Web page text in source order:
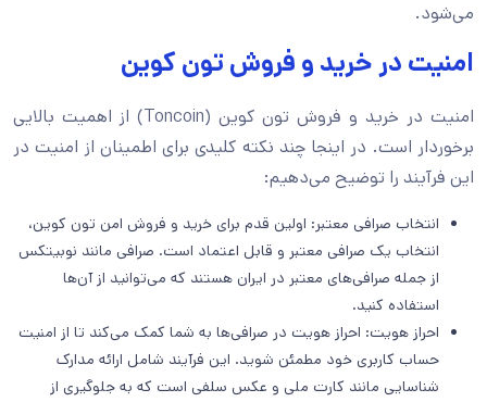
می‌شود.
امنیت در خرید و فروش تون کوین
امنیت در خرید و فروش تون کوین (Toncoin) از اهمیت بالایی
برخوردار است. در اینجا چند نکته کلیدی برای اطمینان از امنیت در
این فرآیند را توضیح می‌دهیم:
انتخاب صرافی معتبر: اولین قدم برای خرید و فروش امن تون کوین،
انتخاب یک صرافی معتبر و قابل اعتماد است. صرافی مانند نوبیتکس
از جمله صرافی‌های معتبر در ایران هستند که می‌توانید از آن‌ها
استفاده کنید.
احراز هویت: احراز هویت در صرافی‌ها به شما کمک می‌کند تا از امنیت
حساب کاربری خود مطمئن شوید. این فرآیند شامل ارائه مدارک
شناسایی مانند کارت ملی و عکس سلفی است که به جلوگیری از